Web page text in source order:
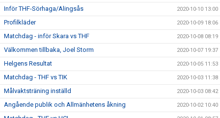
Inför THF-Sörhaga/Alingsås 2020-10-10 13:00
Profilkläder 2020-10-09 18:06
Matchdag - inför Skara vs THF 2020-10-08 08:19
Välkommen tillbaka, Joel Storm 2020-10-07 19:37
Helgens Resultat 2020-10-05 11:53
Matchdag - THF vs TIK 2020-10-03 11:38
Målvaktsträning inställd 2020-10-03 08:42
Angående publik och Allmänhetens åkning 2020-10-02 10:40